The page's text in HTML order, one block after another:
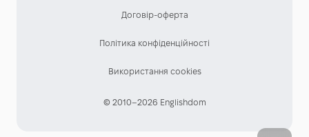
© 2010–2026 Englishdom
Договір-оферта
Політика конфіденційності
Використання cookies